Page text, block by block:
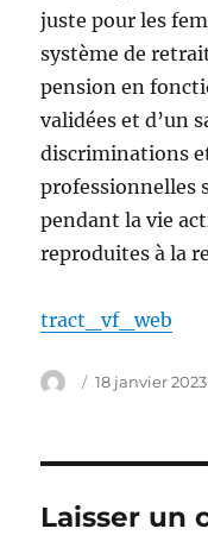
juste pour les
système de
pension en
validées et d’un
discriminations
professionnelles
pendant la vie
reproduites à la
tract_vf_web
Auteur
Publié
18 janvier 2023
Laisser un